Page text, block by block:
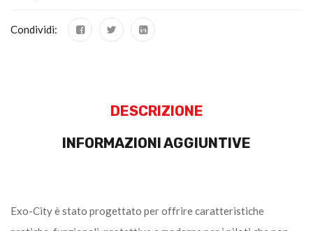
Condividi:
DESCRIZIONE
INFORMAZIONI AGGIUNTIVE
Exo-City è stato progettato per offrire caratteristiche